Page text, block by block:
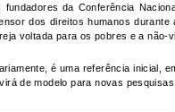
da Conferência
dos direitos humanos durante
voltada para os pobres e a não-
é uma referência inicial,
de modelo para novas pesquisas.